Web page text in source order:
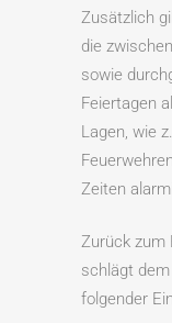
Zusätzlich
die
sowie
Feiertagen
Lagen, wie
Zeiten
Zurück zum
schlägt
folgender